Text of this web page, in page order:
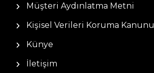
Müşteri Aydınlatma Metni
Kişisel Verileri Koruma Kanunu
Künye
İletişim